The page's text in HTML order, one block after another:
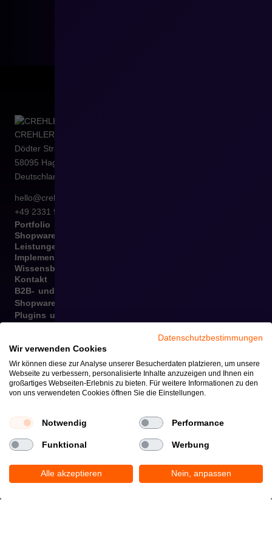
CREHLER
Dödter Straße 10b
58095 Hagen
Deutschland
hello@crehler.de
+49 2331 9108804
Portfolio
Shopware
Leistungen
Implementierungen
Wissensbasis
Kontakt
B2B- und B2C-Implementierungen
Shopware-Integrationen
Plugins und Templates
Migration von verschiedenen E-Commerce-Plattformen
zu Shopware
Internationalisierung
Grafikdesign, Marketingmaterialien, Dateneingabe
Omnichannel
Datenschutzbestimmungen
Wir verwenden Cookies
Wir können diese zur Analyse unserer Besucherdaten platzieren, um unsere
Webseite zu verbessern, personalisierte Inhalte anzuzeigen und Ihnen ein
großartiges Webseiten-Erlebnis zu bieten. Für weitere Informationen zu den
von uns verwendeten Cookies öffnen Sie die Einstellungen.
Notwendig Performance
Funktional Werbung
Alle akzeptieren Nein, anpassen